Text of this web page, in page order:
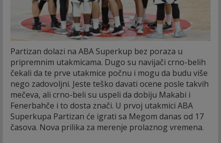
Partizan dolazi na ABA Superkup bez poraza u
pripremnim utakmicama. Dugo su navijači crno-belih
čekali da te prve utakmice počnu i mogu da budu više
nego zadovoljni. Jeste teško davati ocene posle takvih
mečeva, ali crno-beli su uspeli da dobiju Makabi i
Fenerbahče i to dosta znači. U prvoj utakmici ABA
Superkupa Partizan će igrati sa Megom danas od 17
časova. Nova prilika za merenje prolaznog vremena.